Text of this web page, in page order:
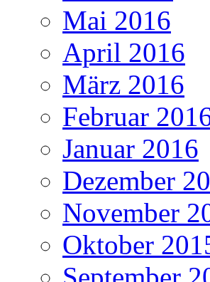
Mai 2016
April 2016
März 2016
Februar
Januar 2016
Dezember
November
Oktober